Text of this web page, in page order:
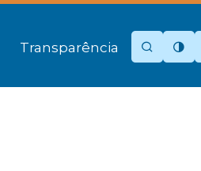
Transparência